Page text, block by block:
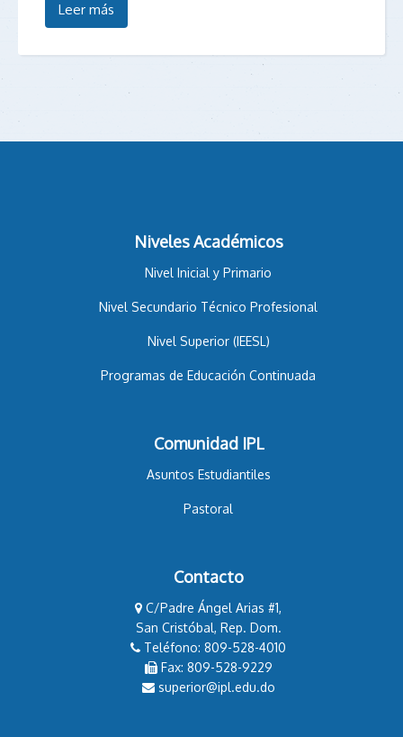
Leer más
Magis 98.3 F.M
Boletín Ciudad Loyola
Niveles Académicos
Nivel Inicial y Primario
Nivel Secundario Técnico Profesional
Nivel Superior (IEESL)
Programas de Educación Continuada
Comunidad IPL
Asuntos Estudiantiles
Pastoral
Contacto
C/Padre Ángel Arias #1,
San Cristóbal, Rep. Dom.
Teléfono: 809-528-4010
Fax: 809-528-9229
superior@ipl.edu.do